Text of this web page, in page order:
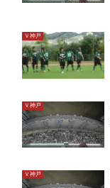
Ｖ神戸
Ｖ神戸
Ｖ神戸